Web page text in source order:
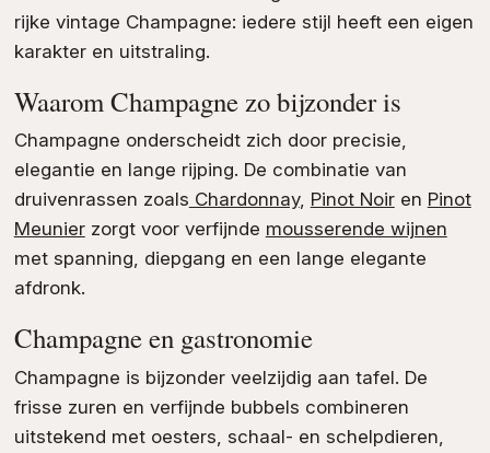
rijke vintage Champagne: iedere stijl heeft een eigen
karakter en uitstraling.
Waarom Champagne zo bijzonder is
Champagne onderscheidt zich door precisie,
elegantie en lange rijping. De combinatie van
druivenrassen zoals Chardonnay, Pinot Noiren Pinot
Meunierzorgt voor verfijnde mousserende wijnen
met spanning, diepgang en een lange elegante
afdronk.
Champagne en gastronomie
Champagne is bijzonder veelzijdig aan tafel. De
frisse zuren en verfijnde bubbels combineren
uitstekend met oesters, schaal- en schelpdieren,